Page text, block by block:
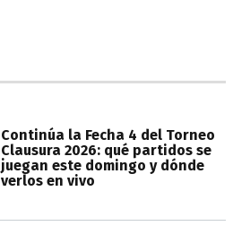
Continúa la Fecha 4 del Torneo
Clausura 2026: qué partidos se
juegan este domingo y dónde
verlos en vivo